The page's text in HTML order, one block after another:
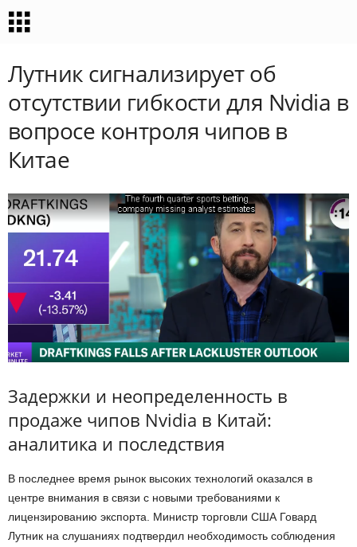
Лутник сигнализирует об
отсутствии гибкости для Nvidia в
вопросе контроля чипов в
Китае
Задержки и неопределенность в
продаже чипов Nvidia в Китай:
аналитика и последствия
В последнее время рынок высоких технологий оказался в
центре внимания в связи с новыми требованиями к
лицензированию экспорта. Министр торговли США Говард
Лутник на слушаниях подтвердил необходимость соблюдения